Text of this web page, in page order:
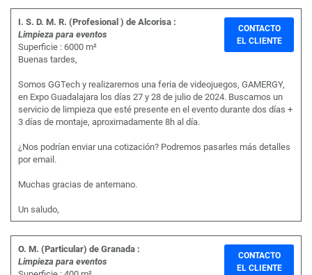
I. S. D. M. R. (Profesional ) de Alcorisa :
Limpieza para eventos
Superficie : 6000 m²
Buenas tardes,
Somos GGTech y realizaremos una feria de videojuegos, GAMERGY,
en Expo Guadalajara los días 27 y 28 de julio de 2024. Buscamos un
servicio de limpieza que esté presente en el evento durante dos días +
3 días de montaje, aproximadamente 8h al día.
¿Nos podrían enviar una cotización? Podremos pasarles más detalles
por email.
Muchas gracias de antemano.
Un saludo,
CONTACTO
EL CLIENTE
O. M. (Particular) de Granada :
Limpieza para eventos
CONTACTO
EL CLIENTE